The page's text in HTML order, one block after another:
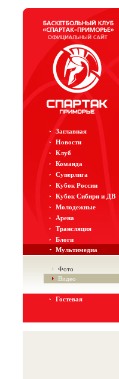
Заглавная
Новости
Клуб
Команда
Суперлига
Кубок России
Кубок Сибири и ДВ
Молодежные
Арена
Трансляция
Блоги
Мультимедиа
Фото
Видео
Гостевая